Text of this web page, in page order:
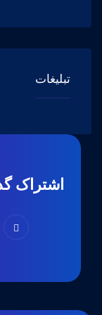
تبلیغات
اشتراک